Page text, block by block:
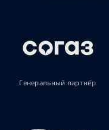
Генеральный партнёр